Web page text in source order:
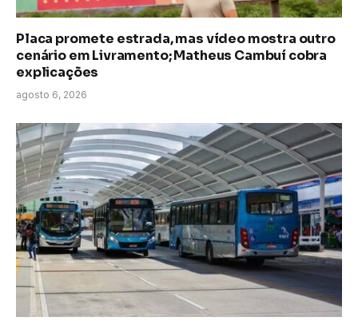
Placa promete estrada, mas vídeo mostra outro
cenário em Livramento; Matheus Cambuí cobra
explicações
agosto 6, 2026